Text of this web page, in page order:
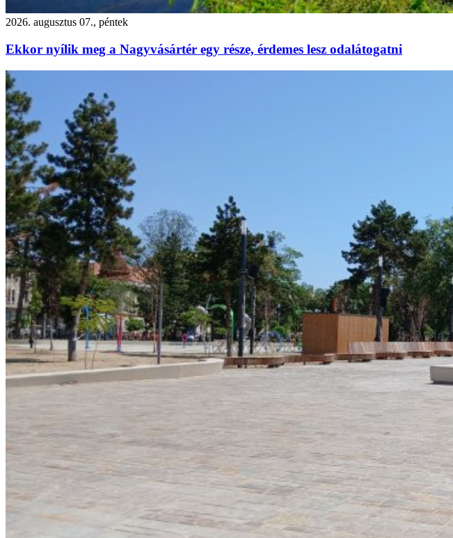
2026. augusztus 07., péntek
Ekkor nyílik meg a Nagyvásártér egy része, érdemes lesz odalátogatni